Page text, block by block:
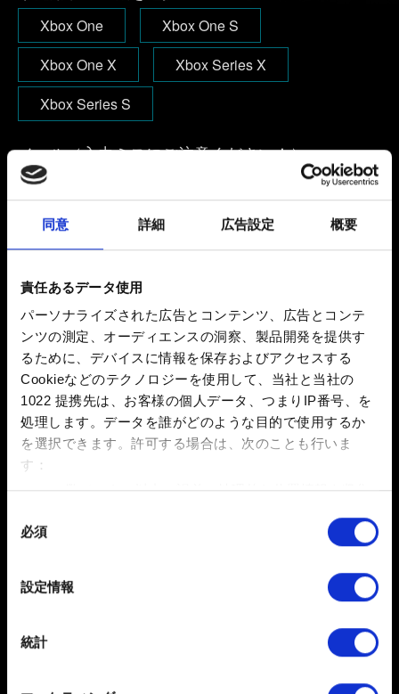
同意 詳細 広告設定 概要
責任あるデータ使用
パーソナライズされた広告とコンテンツ、広告とコンテ
ンツの測定、オーディエンスの洞察、製品開発を提供す
るために、デバイスに情報を保存およびアクセスする
Cookieなどのテクノロジーを使用して、当社と当社の
1022 提携先は、お客様の個人データ、つまりIP番号、を
処理します。データを誰がどのような目的で使用するか
を選択できます。 許可する場合は、次のことも行いま
す：
数メートル以内の誤差の地理的な位置情報を収集
特定の特性（フィンガープリント）を積極的にス
詳細セクション
で個人データの処理方法と設定を行って
ください。「Cookie宣言」からいつでも同意を変更また
だくために必要なものです。その他のCookieは、ウェブ
必須
設定情報
統計
Xbox One
Xbox One S
Xbox One X
Xbox Series X
Xbox Series S
メール（入力ミスにご注意ください！）
発生している問題の詳細
0/20
ファイルを追加
このレポートにファイルを添付できます。例：グラフィック
関連の問題の場合、画面写真
容量制限：12 MB